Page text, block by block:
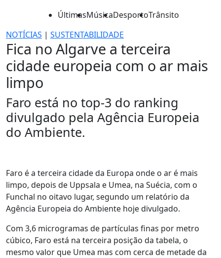
ÚltimasMúsicaDesportoTrânsito
NOTÍCIAS | SUSTENTABILIDADE
Fica no Algarve a terceira
cidade europeia com o ar mais
limpo
Faro está no top-3 do ranking
divulgado pela Agência Europeia
do Ambiente.
Faro é a terceira cidade da Europa onde o ar é mais
limpo, depois de Uppsala e Umea, na Suécia, com o
Funchal no oitavo lugar, segundo um relatório da
Agência Europeia do Ambiente hoje divulgado.
Com 3,6 microgramas de partículas finas por metro
cúbico, Faro está na terceira posição da tabela, o
mesmo valor que Umea mas com cerca de metade da